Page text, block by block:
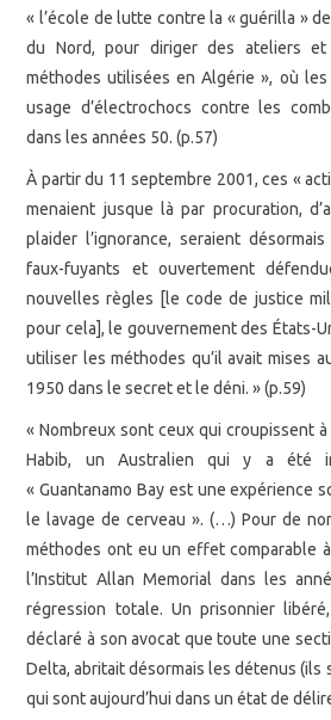
« l’école de lutte contre la « guérilla »
du Nord, pour diriger des ateliers
méthodes utilisées en Algérie », où les
usage d’électrochocs contre les
dans les années 50. (p.57)
À partir du 11 septembre 2001, ces «
menaient jusque là par procuration,
plaider l’ignorance, seraient
faux-fuyants et ouvertement
nouvelles règles [le code de justice
pour cela], le gouvernement des États-
utiliser les méthodes qu’il avait mises
1950 dans le secret et le déni. » (p.59)
« Nombreux sont ceux qui croupissent à
Habib, un Australien qui y a été
« Guantanamo Bay est une expérience
le lavage de cerveau ». (…) Pour de
méthodes ont eu un effet comparable
l’Institut Allan Memorial dans les
régression totale. Un prisonnier
déclaré à son avocat que toute une
Delta, abritait désormais les détenus (ils
qui sont aujourd’hui dans un état de